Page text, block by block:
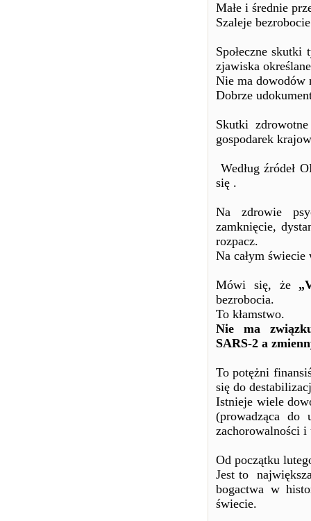
Małe i średnie
Szaleje
Społeczne
zjawiska
Nie ma dowodów
Dobrze
Skutki
gospodarek
Według źródeł
się .
Na zdrowie
zamknięcie,
rozpacz.
Na całym
Mówi się, że
bezrobocia.
To kłamstwo.
Nie ma
SARS-2 a
To potężni
się do
Istnieje wiele
(prowadząca do
zachorowalności
Od początku
Jest to
bogactwa w
świecie.